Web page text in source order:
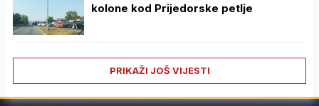
kolone kod Prijedorske petlje
PRIKAŽI JOŠ VIJESTI